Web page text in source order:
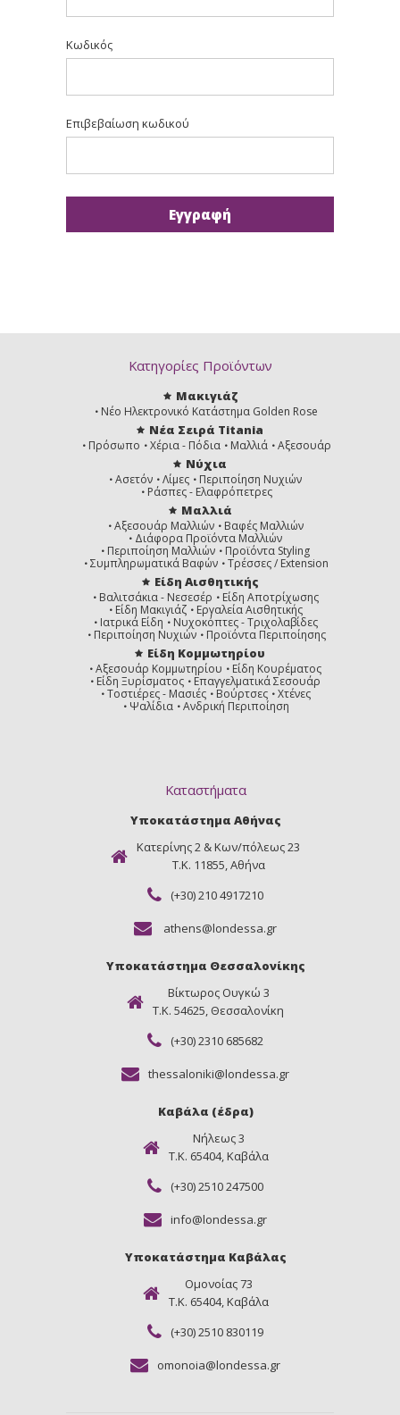
Κωδικός
Επιβεβαίωση κωδικού
Κατηγορίες Προϊόντων
Μακιγιάζ
Νέο Ηλεκτρονικό Κατάστημα Golden Rose
Νέα Σειρά Titania
Πρόσωπο Χέρια - Πόδια Μαλλιά Αξεσουάρ
Νύχια
Ασετόν Λίμες
Περιποίηση Νυχιών
Ράσπες - Ελαφρόπετρες
Μαλλιά
Αξεσουάρ Μαλλιών
Βαφές Μαλλιών
Διάφορα Προϊόντα Μαλλιών
Περιποίηση Μαλλιών
Προϊόντα Styling
Συμπληρωματικά Βαφών
Τρέσσες / Extension
Είδη Αισθητικής
Βαλιτσάκια - Νεσεσέρ
Είδη Αποτρίχωσης
Είδη Μακιγιάζ
Εργαλεία Αισθητικής
Ιατρικά Είδη
Νυχοκόπτες - Τριχολαβίδες
Περιποίηση Νυχιών
Προϊόντα Περιποίησης
Είδη Κομμωτηρίου
Αξεσουάρ Κομμωτηρίου
Είδη Κουρέματος
Είδη Ξυρίσματος
Επαγγελματικά Σεσουάρ
Τοστιέρες - Μασιές
Βούρτσες
Χτένες
Ψαλίδια
Ανδρική Περιποίηση
Καταστήματα
Υποκατάστημα Αθήνας
Κατερίνης 2 & Κων/πόλεως 23
Τ.Κ. 11855, Αθήνα
(+30) 210 4917210
athens@londessa.gr
Υποκατάστημα Θεσσαλονίκης
Βίκτωρος Ουγκώ 3
Τ.Κ. 54625, Θεσσαλονίκη
(+30) 2310 685682
thessaloniki@londessa.gr
Καβάλα (έδρα)
Νήλεως 3
Τ.Κ. 65404, Καβάλα
(+30) 2510 247500
info@londessa.gr
Υποκατάστημα Καβάλας
Ομονοίας 73
Τ.Κ. 65404, Καβάλα
(+30) 2510 830119
omonoia@londessa.gr